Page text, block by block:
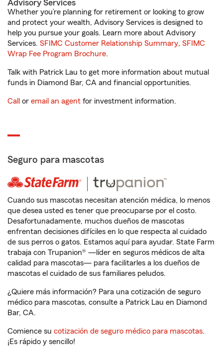
Advisory Services
Whether you’re planning for retirement or looking to grow
and protect your wealth, Advisory Services is designed to
help you pursue your goals. Learn more about Advisory
Services. SFIMC Customer Relationship Summary, SFIMC
Wrap Fee Program Brochure.
Talk with Patrick Lau to get more information about mutual
funds in Diamond Bar, CA and financial opportunities.
Call or email an agent for investment information.
Seguro para mascotas
Cuando sus mascotas necesitan atención médica, lo menos
que desea usted es tener que preocuparse por el costo.
Desafortunadamente, muchos dueños de mascotas
enfrentan decisiones difíciles en lo que respecta al cuidado
de sus perros o gatos. Estamos aquí para ayudar. State Farm
trabaja con Trupanion® —líder en seguros médicos de alta
calidad para mascotas— para facilitarles a los dueños de
mascotas el cuidado de sus familiares peludos.
¿Quiere más información? Para una cotización de seguro
médico para mascotas, consulte a Patrick Lau en Diamond
Bar, CA.
Comience su cotización de seguro médico para mascotas.
¡Es rápido y sencillo!